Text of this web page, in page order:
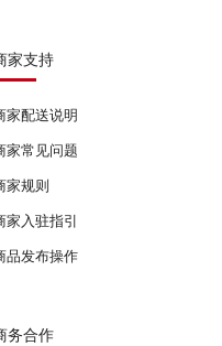
家支持
家配送说明
家常见问题
家规则
家入驻指引
品发布操作
务合作